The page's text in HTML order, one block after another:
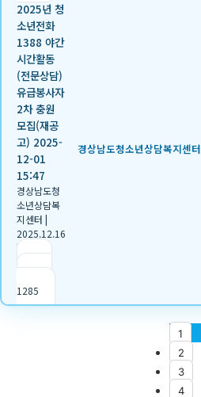
2025년 청
소년전화
1388 야간
시간활동
(전문상담)
유급봉사자
2차 충원
모집(재공
고) 2025-
12-01
15:47
경상남도청
소년상담복
지센터 |
2025.12.16
|
1285
경상남도청소년상담복지센터
1
2
3
4